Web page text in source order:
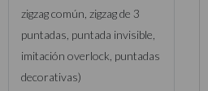
zigzag común, zigzag de 3
puntadas, puntada invisible,
imitación overlock, puntadas
decorativas)